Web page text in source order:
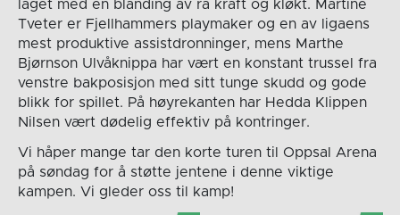
laget med en blanding av rå kraft og kløkt. Martine
Tveter er Fjellhammers playmaker og en av ligaens
mest produktive assistdronninger, mens Marthe
Bjørnson Ulvåknippa har vært en konstant trussel fra
venstre bakposisjon med sitt tunge skudd og gode
blikk for spillet. På høyrekanten har Hedda Klippen
Nilsen vært dødelig effektiv på kontringer.
Vi håper mange tar den korte turen til Oppsal Arena
på søndag for å støtte jentene i denne viktige
kampen. Vi gleder oss til kamp!